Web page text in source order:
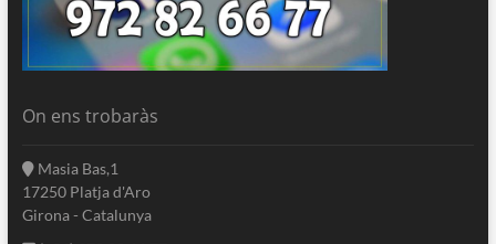
On ens trobaràs
Masia Bas,1
17250 Platja d'Aro
Girona - Catalunya